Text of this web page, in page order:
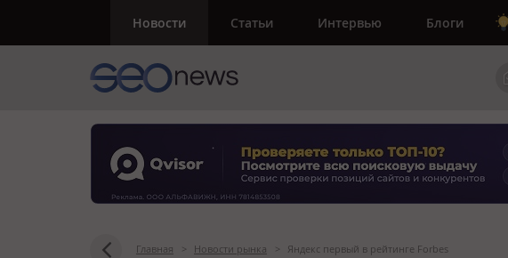
Новости Статьи Интервью Блоги
Главная > Новости рынка > Яндекс первый в рейтинге Forbes